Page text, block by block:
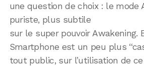
une question de choix : le mode
puriste, plus subtile
sur le super pouvoir Awakening.
Smartphone est un peu plus
tout public, sur l’utilisation de ce